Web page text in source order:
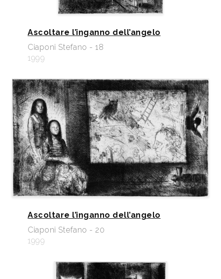
Ascoltare l’inganno dell’angelo
Ciaponi Stefano - 18
1999
Ascoltare l’inganno dell’angelo
Ciaponi Stefano - 20
1999